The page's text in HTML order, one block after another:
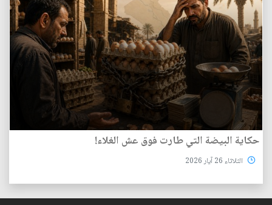
حكاية البيضة التي طارت فوق عش الغلاء!
الثلاثاء 26 آيار 2026